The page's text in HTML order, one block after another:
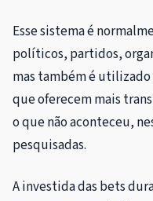
Esse sistema é
políticos, partidos,
mas também é
que oferecem mais
o que não aconteceu,
pesquisadas.
A investida das bets